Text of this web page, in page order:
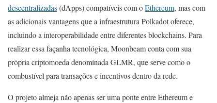
descentralizadas(dApps) compatíveis com oEthereum, mas com
as adicionais vantagens que a infraestrutura Polkadot oferece,
incluindo a interoperabilidade entre diferentes blockchains. Para
realizar essa façanha tecnológica, Moonbeam conta com sua
própria criptomoeda denominada GLMR, que serve como o
combustível para transações e incentivos dentro da rede.
O projeto almeja não apenas ser uma ponte entre Ethereum e